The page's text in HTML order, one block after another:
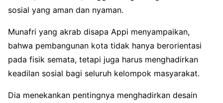
sosial yang aman dan nyaman.
Munafri yang akrab disapa Appi menyampaikan,
bahwa pembangunan kota tidak hanya berorientasi
pada fisik semata, tetapi juga harus menghadirkan
keadilan sosial bagi seluruh kelompok masyarakat.
Dia menekankan pentingnya menghadirkan desain